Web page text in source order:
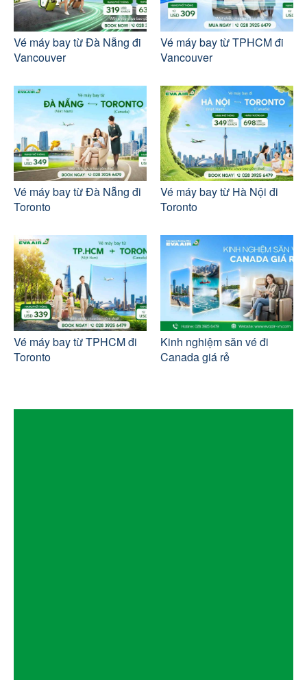
Vé máy bay từ Đà Nẵng đi
Vancouver
Vé máy bay từ TPHCM đi
Vancouver
Vé máy bay từ Đà Nẵng đi
Toronto
Vé máy bay từ Hà Nội đi
Toronto
Vé máy bay từ TPHCM đi
Toronto
Kinh nghiệm săn vé đi
Canada giá rẻ